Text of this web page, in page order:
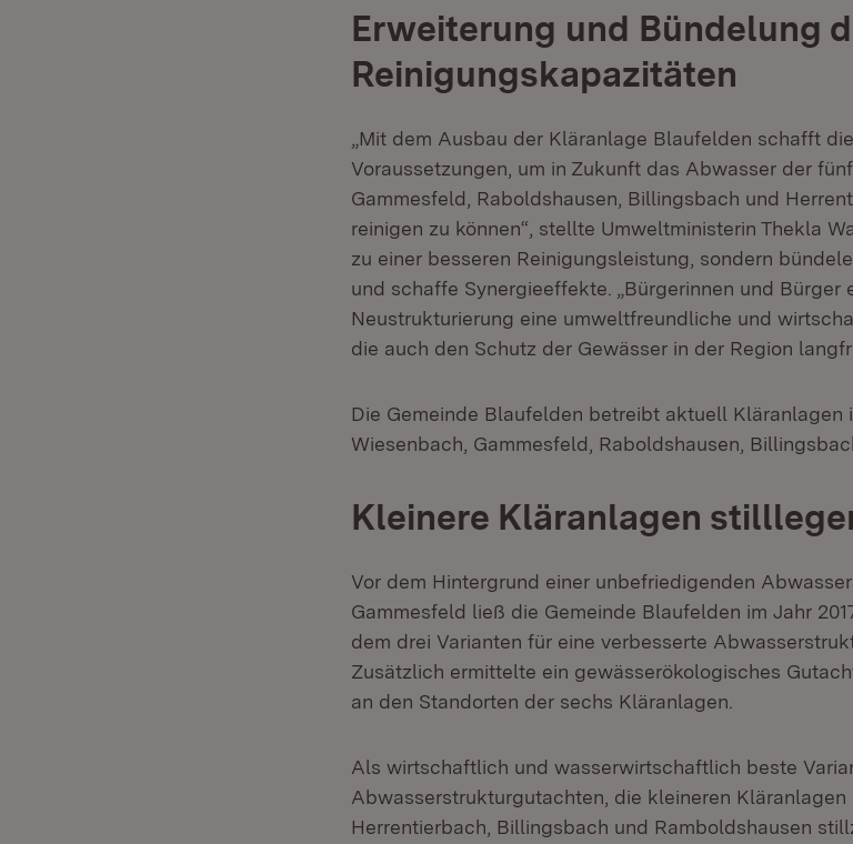
Erweiterung und Bündelung
Reinigungskapazitäten
„Mit dem Ausbau der Kläranlage Blaufelden schafft
Voraussetzungen, um in Zukunft das Abwasser der
Gammesfeld, Raboldshausen, Billingsbach und
reinigen zu können“, stellte Umweltministerin Thekla
zu einer besseren Reinigungsleistung, sondern
und schaffe Synergieeffekte. „Bürgerinnen und Bürger
Neustrukturierung eine umweltfreundliche und
die auch den Schutz der Gewässer in der Region
Die Gemeinde Blaufelden betreibt aktuell Kläranlagen
Wiesenbach, Gammesfeld, Raboldshausen,
Kleinere Kläranlagen
Vor dem Hintergrund einer unbefriedigenden
Gammesfeld ließ die Gemeinde Blaufelden im Jahr
dem drei Varianten für eine verbesserte
Zusätzlich ermittelte ein gewässerökologisches
an den Standorten der sechs Kläranlagen.
Als wirtschaftlich und wasserwirtschaftlich beste
Abwasserstrukturgutachten, die kleineren Kläranlagen
Herrentierbach, Billingsbach und Ramboldshausen